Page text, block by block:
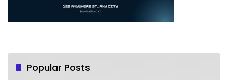
Popular Posts